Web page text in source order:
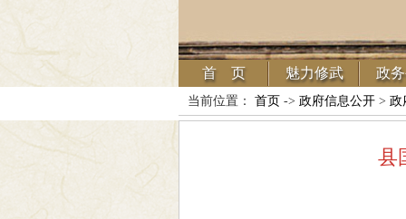
首 页 魅力修武 政
当前位置： 首页 -> 政府信息公开> 政
县